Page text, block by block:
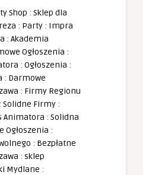
Shop : Sklep dla
: Party : Impra
: Akademia
Ogłoszenia :
: Ogłoszenia :
: Darmowe
: Firmy Regionu
: Solidne Firmy :
Animatora : Solidna
Ogłoszenia :
: Bezpłatne
: sklep
Mydlane :